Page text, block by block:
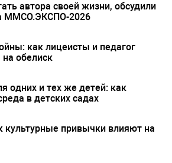
автора своей жизни, обсудили
ММСО.ЭКСПО-2026
как лицеисты и педагог
на обелиск
одних и тех же детей: как
в детских садах
культурные привычки влияют на